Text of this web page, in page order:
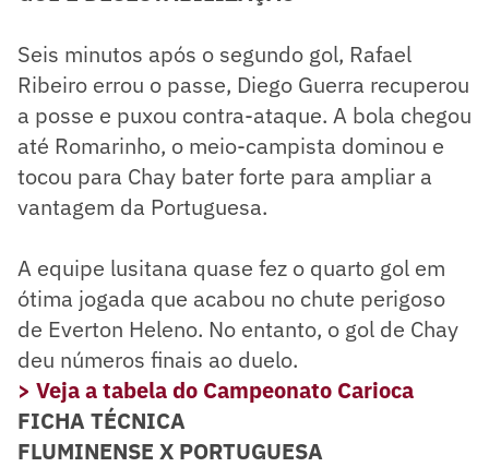
Seis minutos após o segundo gol, Rafael
Ribeiro errou o passe, Diego Guerra recuperou
a posse e puxou contra-ataque. A bola chegou
até Romarinho, o meio-campista dominou e
tocou para Chay bater forte para ampliar a
vantagem da Portuguesa.
A equipe lusitana quase fez o quarto gol em
ótima jogada que acabou no chute perigoso
de Everton Heleno. No entanto, o gol de Chay
deu números finais ao duelo.
> Veja a tabela do Campeonato Carioca
FICHA TÉCNICA
FLUMINENSE X PORTUGUESA